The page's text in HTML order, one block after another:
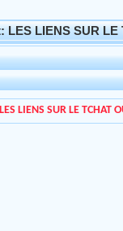
LES LIENS SUR LE
LES LIENS SUR LE TCHAT